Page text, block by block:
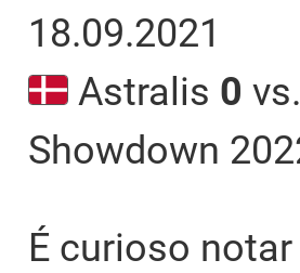
18.09.2021
Astralis 0 vs.
Showdown
É curioso